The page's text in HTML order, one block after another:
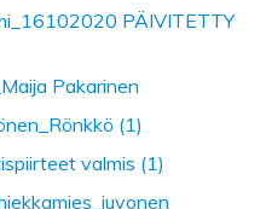
PÄIVITETTY
Pakarinen
(1)
valmis (1)